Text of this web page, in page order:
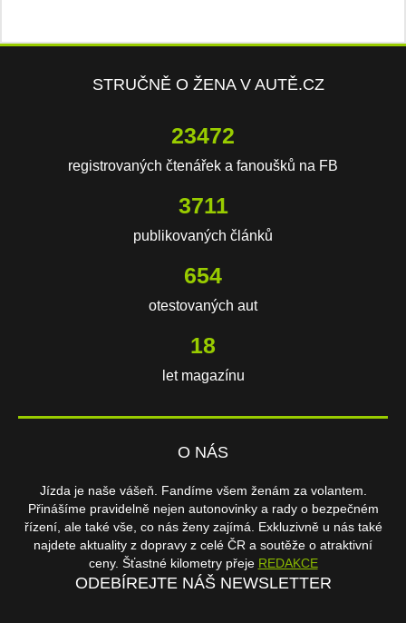
STRUČNĚ O ŽENA V AUTĚ.CZ
23472
registrovaných čtenářek a fanoušků na FB
3711
publikovaných článků
654
otestovaných aut
18
let magazínu
O NÁS
Jízda je naše vášeň. Fandíme všem ženám za volantem.
Přinášíme pravidelně nejen autonovinky a rady o bezpečném
řízení, ale také vše, co nás ženy zajímá. Exkluzivně u nás také
najdete aktuality z dopravy z celé ČR a soutěže o atraktivní
ceny. Šťastné kilometry přeje REDAKCE
ODEBÍREJTE NÁŠ NEWSLETTER